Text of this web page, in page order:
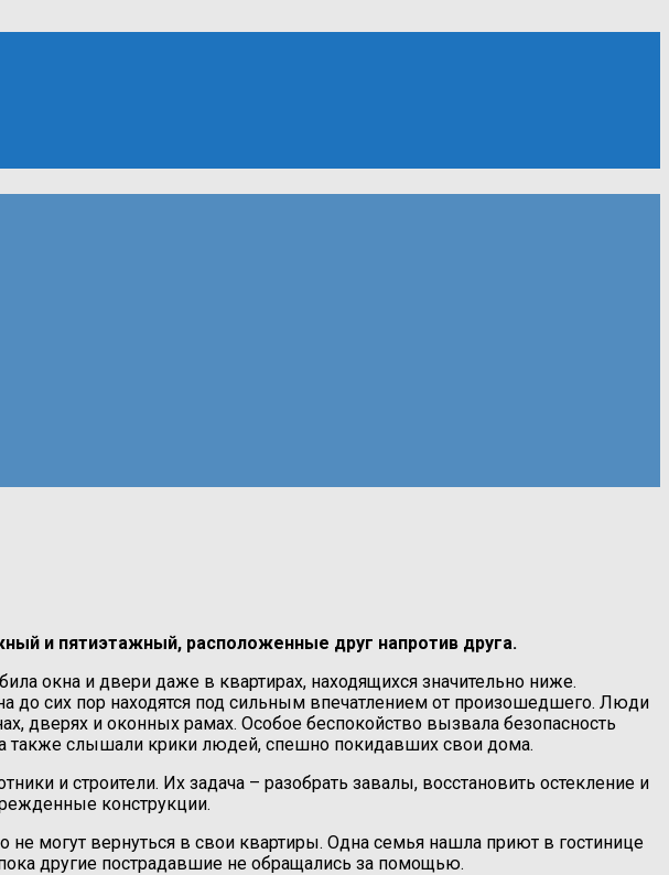
и пятиэтажный, расположенные друг напротив друга.
окна и двери даже в квартирах, находящихся значительно ниже.
сих пор находятся под сильным впечатлением от произошедшего. Люди
дверях и оконных рамах. Особое беспокойство вызвала безопасность
также слышали крики людей, спешно покидавших свои дома.
и строители. Их задача – разобрать завалы, восстановить остекление и
конструкции.
могут вернуться в свои квартиры. Одна семья нашла приют в гостинице
другие пострадавшие не обращались за помощью.